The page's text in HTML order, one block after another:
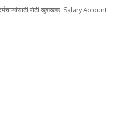
मोठी खुशखबर. Salary Account